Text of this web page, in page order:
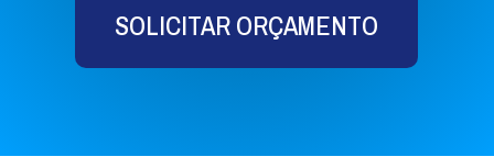
SOLICITAR ORÇAMENTO